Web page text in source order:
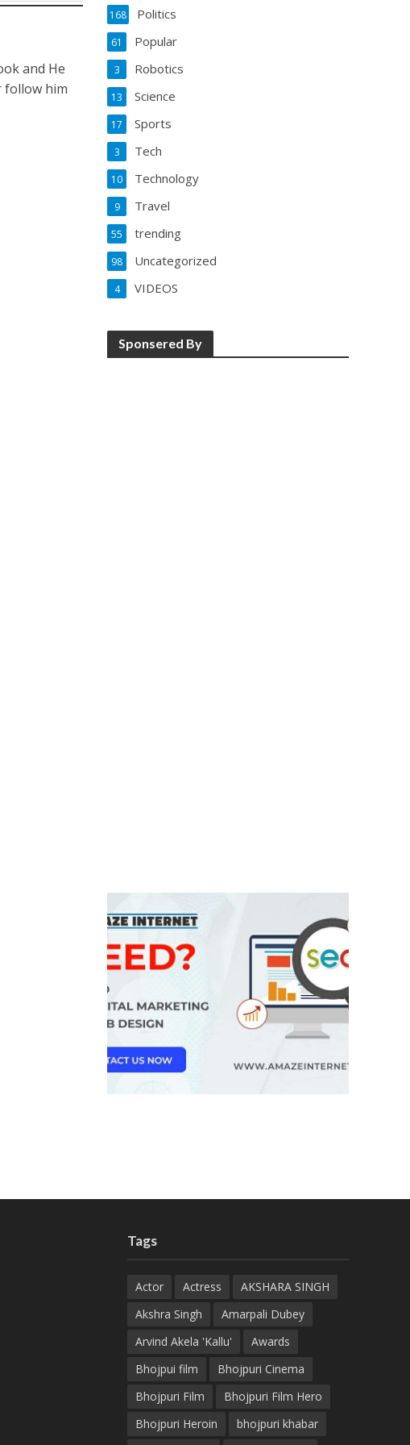
and He
follow him
Politics
168
Popular
61
Robotics
3
Science
13
Sports
17
Tech
3
Technology
10
Travel
9
trending
55
Uncategorized
98
VIDEOS
4
Sponsered By
Tags
Actor Actress
AKSHARA SINGH
Akshra Singh
Amarpali Dubey
Arvind Akela 'Kallu'
Awards
Bhojpui film
Bhojpuri Cinema
Bhojpuri Film
Bhojpuri Film Hero
Bhojpuri Heroin
bhojpuri khabar